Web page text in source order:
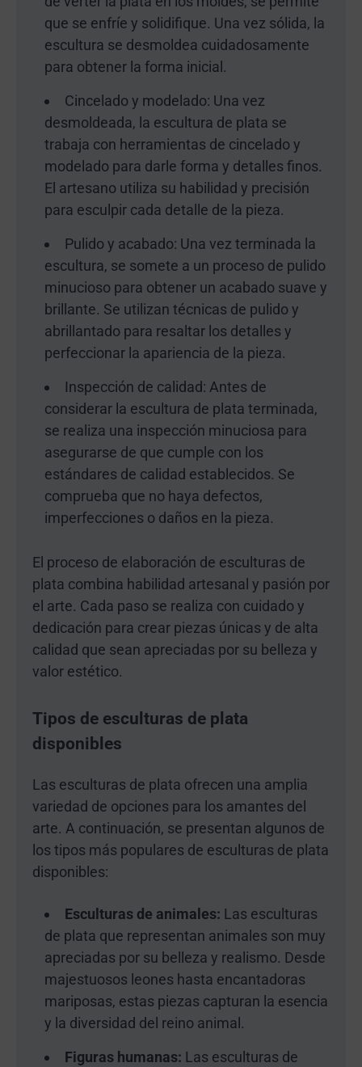
que se enfríe y solidifique. Una vez sólida, la
escultura se desmoldea cuidadosamente
para obtener la forma inicial.
Cincelado y modelado: Una vez
desmoldeada, la escultura de plata se
trabaja con herramientas de cincelado y
modelado para darle forma y detalles finos.
El artesano utiliza su habilidad y precisión
para esculpir cada detalle de la pieza.
Pulido y acabado: Una vez terminada la
escultura, se somete a un proceso de pulido
minucioso para obtener un acabado suave y
brillante. Se utilizan técnicas de pulido y
abrillantado para resaltar los detalles y
perfeccionar la apariencia de la pieza.
Inspección de calidad: Antes de
considerar la escultura de plata terminada,
se realiza una inspección minuciosa para
asegurarse de que cumple con los
estándares de calidad establecidos. Se
comprueba que no haya defectos,
imperfecciones o daños en la pieza.
El proceso de elaboración de esculturas de
plata combina habilidad artesanal y pasión por
el arte. Cada paso se realiza con cuidado y
dedicación para crear piezas únicas y de alta
calidad que sean apreciadas por su belleza y
valor estético.
Tipos de esculturas de plata
disponibles
Las esculturas de plata ofrecen una amplia
variedad de opciones para los amantes del
arte. A continuación, se presentan algunos de
los tipos más populares de esculturas de plata
disponibles:
Esculturas de animales: Las esculturas
de plata que representan animales son muy
apreciadas por su belleza y realismo. Desde
majestuosos leones hasta encantadoras
mariposas, estas piezas capturan la esencia
y la diversidad del reino animal.
Figuras humanas: Las esculturas de